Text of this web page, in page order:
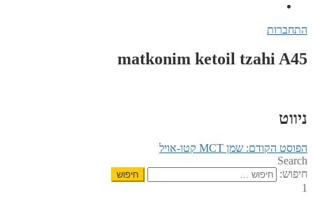
התחברות
matkonim ketoil tzahi A45
ניווט
הפוסט הקודם: שמן MCT קטו-אויל
Search
חיפוש:
1